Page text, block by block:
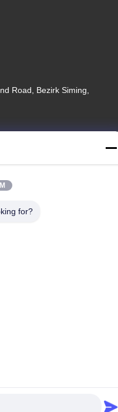
Road, Bezirk Siming,
Chongwu, Quanzhou,
for?